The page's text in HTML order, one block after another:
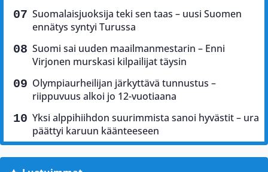
Suomalaisjuoksija teki sen taas – uusi Suomen
ennätys syntyi Turussa
Suomi sai uuden maailmanmestarin – Enni
Virjonen murskasi kilpailijat täysin
Olympiaurheilijan järkyttävä tunnustus –
riippuvuus alkoi jo 12-vuotiaana
Yksi alppihiihdon suurimmista sanoi hyvästit – ura
päättyi karuun käänteeseen